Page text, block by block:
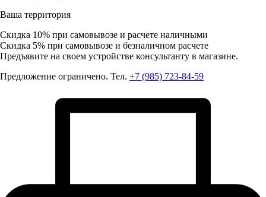
Ваша территория
Скидка 10% при самовывозе и расчете наличными
Скидка 5% при самовывозе и безналичном расчете
Предъявите на своем устройстве консультанту в магазине.
Предложение ограничено. Тел. +7 (985) 723-84-59